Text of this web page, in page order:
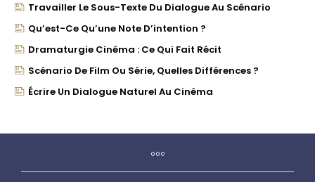
Travailler Le Sous-Texte Du Dialogue Au Scénario
Qu’est-Ce Qu’une Note D’intention ?
Dramaturgie Cinéma : Ce Qui Fait Récit
Scénario De Film Ou Série, Quelles Différences ?
Écrire Un Dialogue Naturel Au Cinéma